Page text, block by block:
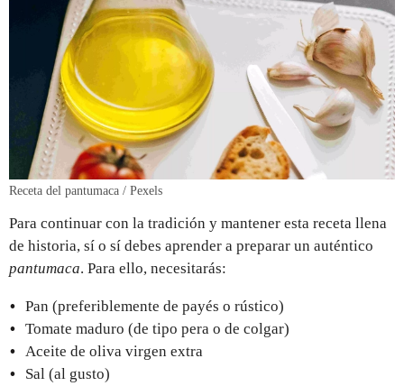
Receta del pantumaca / Pexels
Para continuar con la tradición y mantener esta receta llena
de historia, sí o sí debes aprender a preparar un auténtico
pantumaca. Para ello, necesitarás:
Pan (preferiblemente de payés o rústico)
Tomate maduro (de tipo pera o de colgar)
Aceite de oliva virgen extra
Sal (al gusto)